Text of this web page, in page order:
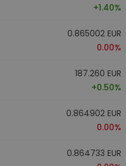
+1.40%
0.865002 EUR
0.00%
187.260 EUR
+0.50%
0.864902 EUR
0.00%
0.864733 EUR